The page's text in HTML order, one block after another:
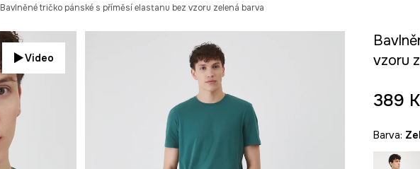
Bavlněné tričko pánské s příměsí elastanu bez vzoru zelená barva
Video
vzoru
389
Barva: